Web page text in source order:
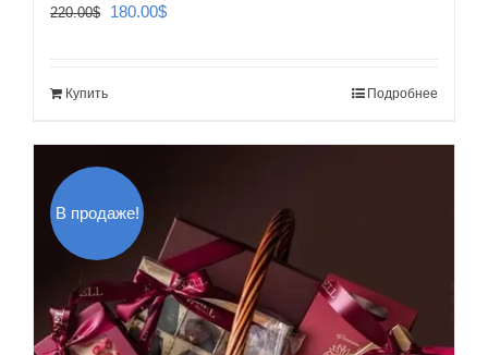
220.00$
Первоначальная
180.00$Текущая
Купить Подробнее
В продаже!